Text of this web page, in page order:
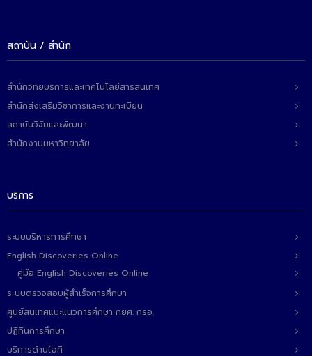
- ข่าวประชาสัมพันธ์
- กิจกรรม
- ข่าวประชาสัมพันธ์ภายนอก
- ทุน/สมัครงาน/ศึกษาต่อ
ผลงานคณะ
- การจัดการความรู้ (KM Scitech)
- โครงการบริหารจัดการพื้นที่ 10 ไร่ ด้านหลังโรงสีข้าว
สวนดุสิต จังหวัดปราจีนบุรี
- ผลงาน/รางวัล
สถาบัน / สำนัก
สำนักวิทยบริการและเทคโนโลยีสารสนเทศ
สำนักส่งเสริมวิชาการและงานทะเบียน
สถาบันวิจัยและพัฒนา
สำนักงานมหาวิทยาลัย
บริการ
ระบบบริหารการศึกษา
English Discoveries Online
คู่มือ English Discoveries Online
ระบบตรวจสอบผู้สำเร็จการศึกษา
ศูนย์สนเทศแนะแนวการศึกษา กยศ. กรอ.
ปฏิทินการศึกษา
บริการด้านไอที